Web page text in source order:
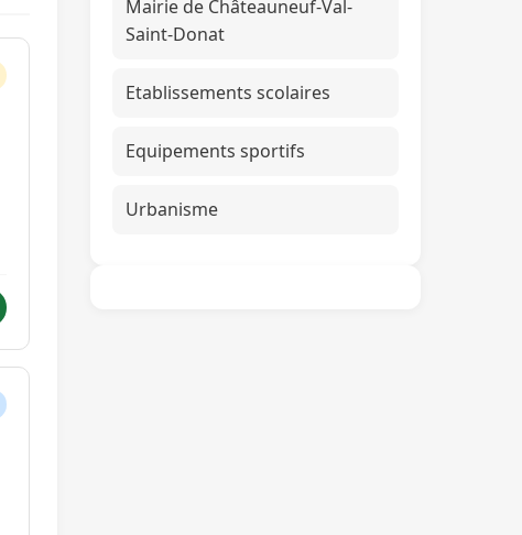
Mairie de Châteauneuf-Val-
Saint-Donat
Etablissements scolaires
Equipements sportifs
Urbanisme